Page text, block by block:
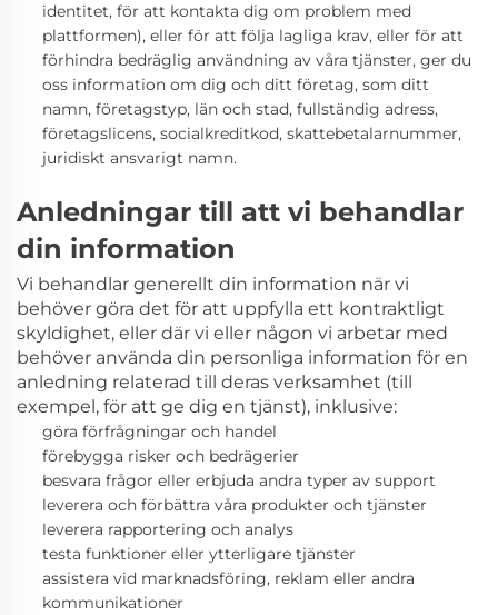
identitet, för att kontakta dig om problem med
plattformen), eller för att följa lagliga krav, eller för att
förhindra bedräglig användning av våra tjänster, ger du
oss information om dig och ditt företag, som ditt
namn, företagstyp, län och stad, fullständig adress,
företagslicens, socialkreditkod, skattebetalarnummer,
juridiskt ansvarigt namn.
Anledningar till att vi behandlar
din information
Vi behandlar generellt din information när vi
behöver göra det för att uppfylla ett kontraktligt
skyldighet, eller där vi eller någon vi arbetar med
behöver använda din personliga information för en
anledning relaterad till deras verksamhet (till
exempel, för att ge dig en tjänst), inklusive:
göra förfrågningar och handel
förebygga risker och bedrägerier
besvara frågor eller erbjuda andra typer av support
leverera och förbättra våra produkter och tjänster
leverera rapportering och analys
testa funktioner eller ytterligare tjänster
assistera vid marknadsföring, reklam eller andra
kommunikationer